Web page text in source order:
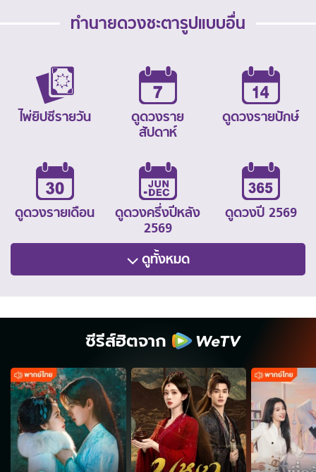
ทำนายดวงชะตารูปแบบอื่น
ไพ่ยิปซีรายวัน
ดูดวงราย
สัปดาห์
ดูดวงรายปักษ์
ดูดวงรายเดือน
ดูดวงครึ่งปีหลัง
2569
ดูดวงปี 2569
ดูทั้งหมด
ซีรีส์ฮิตจาก